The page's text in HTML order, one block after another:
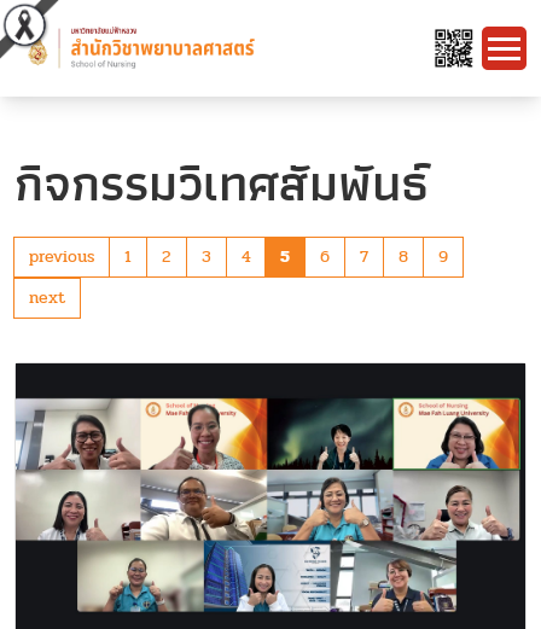
กิจกรรมวิเทศสัมพันธ์
previous 1 2 3 4 5 6 7 8
9
next